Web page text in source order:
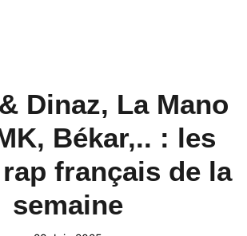
Dinaz, La Mano
Békar,.. : les
français de la
semaine